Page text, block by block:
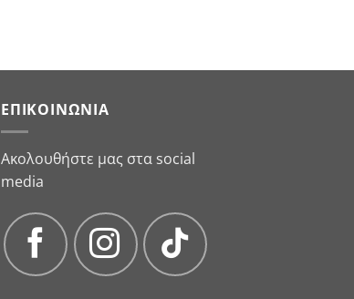
ΕΠΙΚΟΙΝΩΝΊΑ
Ακολουθήστε μας στα social
media